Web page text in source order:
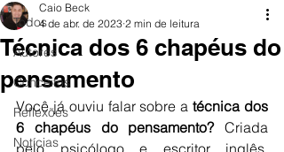
Todos
Autores
Conceitos
Reflexões
Notícias
Técnica dos 6 chapéus do
pensamento
Caio Beck
4 de abr. de 2023 2 min de leitura
Você já ouviu falar sobre a técnica dos
6 chapéus do pensamento? Criada